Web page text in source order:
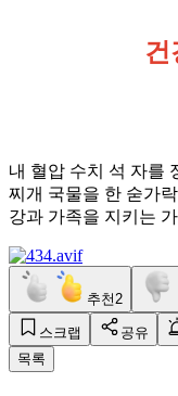
건
내 혈압 수치 석 자를
찌개 국물을 한 숟가
강과 가족을 지키는
추천 2
스크랩 공유
목록